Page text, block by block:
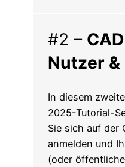
#2 –
Nutzer
In diesem
2025-Tutorial-
Sie sich auf der
anmelden und
(oder